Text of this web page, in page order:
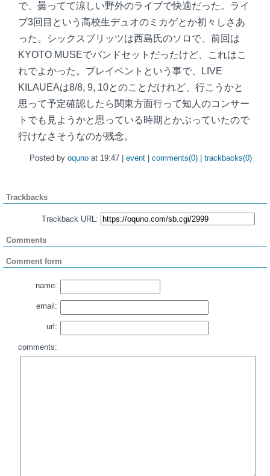
で、曇ってて涼しい野外のライブで快適だった。ライ
ブ3回目という高校生デュオのミカゲとか初々しさあ
った。シックスブリッツは西島氏のソロで、前回は
KYOTO MUSEでバンドセットだったけど、これはこ
れでよかった。プレイベントという事で、LIVE
KILAUEAは8/8, 9, 10とのことだけれど、行こうかと
思って予定確認したら関東方面行って知人のコンサー
トでも見ようかと思っている時期とかぶっていたので
行けなさそうなのが残念。
Posted by oquno at 19:47 | event comments(0) trackbacks(0)
Trackbacks
Trackback URL:
Comments
Comment form
name:
email:
url:
comments: